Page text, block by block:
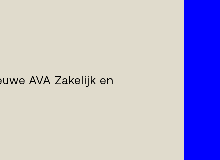
AVA Zakelijk en